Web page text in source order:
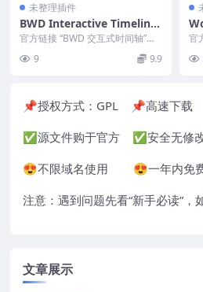
未整理插件
BWD Interactive Timeline
for elementor v1.0
官方链接 “BWD 交互式时间轴”是
一款基于 Elementor 的轻量级 W
o... 9 9.9
官
非
📌授权方式： GPL 📌高速下载
✅源文件购于官方 ✅安全无修
😍不限域名使用 😍一年内免
注意：遇到问题先看“新手必读”，
文章展示